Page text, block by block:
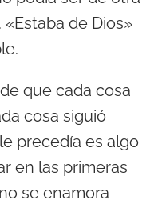
de Dios»
que cada cosa
cosa siguió
precedía es algo
en las primeras
se enamora